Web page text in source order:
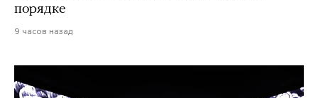
порядке
9 часов назад